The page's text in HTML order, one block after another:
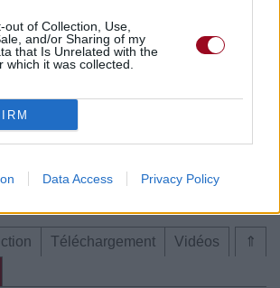
out of Collection, Use,
and/or Sharing of my
that Is Unrelated with the
which it was collected.
Data Access Privacy Policy
⇑
Téléchargement
Vidéos